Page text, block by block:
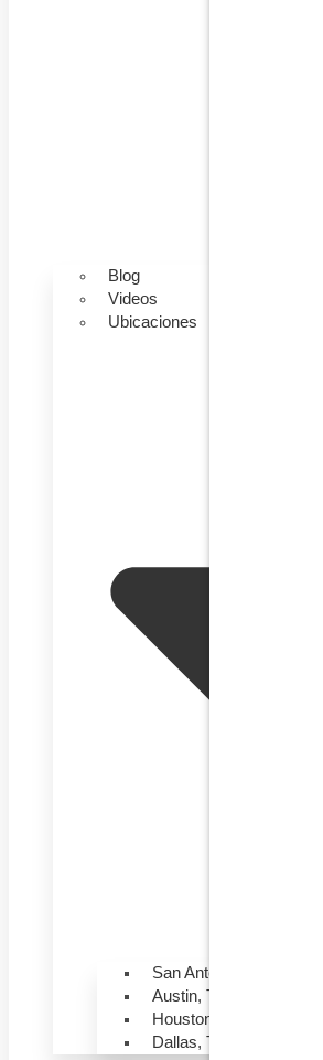
Blog
Videos
Ubicaciones
San Antonio, Texas
Austin, Texas
Houston, Texas
Dallas, Texas